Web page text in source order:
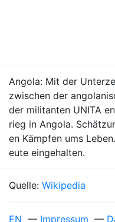
Angola: Mit der
zwischen der
der militanten UNITA
rieg in Angola.
en Kämpfen ums
eute eingehalten.
Quelle: Wikipedia
EN — Impressum —